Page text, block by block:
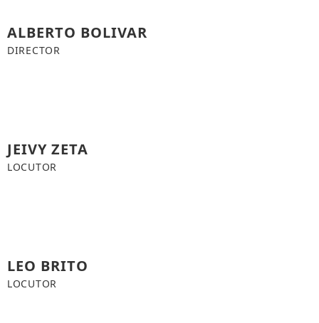
ALBERTO BOLIVAR
DIRECTOR
JEIVY ZETA
LOCUTOR
LEO BRITO
LOCUTOR